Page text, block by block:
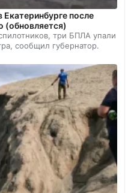
после
(обновляется)
три БПЛА упали
сообщил губернатор.